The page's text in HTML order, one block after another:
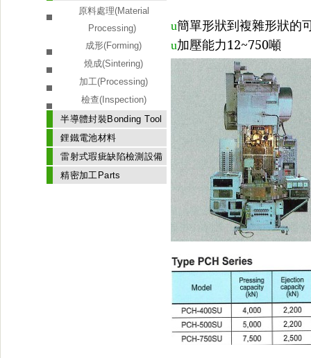
原料處理(Material
Processing)
成形(Forming)
燒成(Sintering)
加工(Processing)
檢查(Inspection)
半導體封裝Bonding Tool
鋰鐵電池材料
雷射式瑕疵缺陷檢測設備
精密加工Parts
u簡單形狀到複雜形狀的
u加壓能力12~750噸